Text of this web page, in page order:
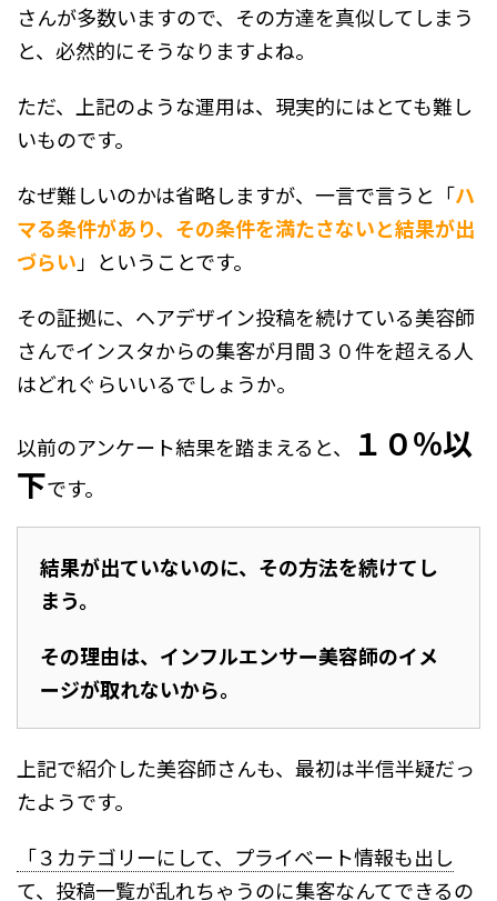
さんが多数いますので、その方達を真似してしまう
と、必然的にそうなりますよね。
ただ、上記のような運用は、現実的にはとても難し
いものです。
なぜ難しいのかは省略しますが、一言で言うと「ハ
マる条件があり、その条件を満たさないと結果が出
づらい 」ということです。
その証拠に、ヘアデザイン投稿を続けている美容師
さんでインスタからの集客が月間３０件を超える人
はどれぐらいいるでしょうか。
以前のアンケート結果を踏まえると、
１０％以
下です。
結果が出ていないのに、その方法を続けてし
まう。
その理由は、インフルエンサー美容師のイメ
ージが取れないから。
上記で紹介した美容師さんも、最初は半信半疑だっ
たようです。
「３カテゴリーにして、プライベート情報も出し
て、投稿一覧が乱れちゃうのに集客なんてできるの